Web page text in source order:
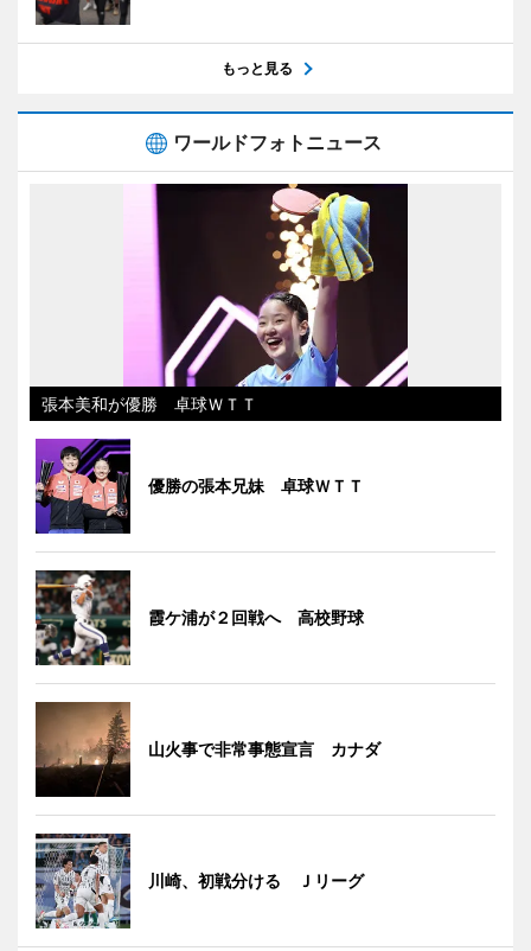
もっと見る
ワールドフォトニュース
張本美和が優勝 卓球ＷＴＴ
優勝の張本兄妹 卓球ＷＴＴ
霞ケ浦が２回戦へ 高校野球
山火事で非常事態宣言 カナダ
川崎、初戦分ける Ｊリーグ